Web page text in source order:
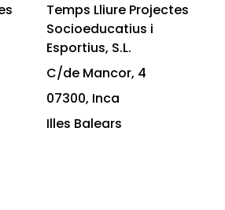
Temps Lliure Projectes
Socioeducatius i
Esportius, S.L.
C/de Mancor, 4
07300, Inca
Illes Balears